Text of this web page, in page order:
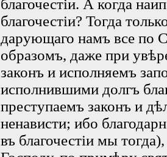
благочестіи. А когда
благочестіи? Тогда
дарующаго намъ все по
образомъ, даже при
законъ и исполняемъ
исполнившими долгъ
преступаемъ законъ и
ненависти; ибо
въ благочестіи мы